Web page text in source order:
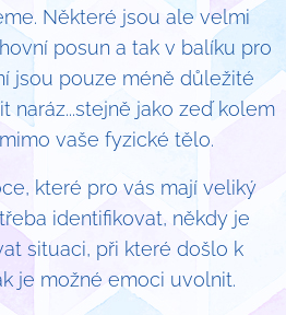
Některé jsou ale velmi
posun a tak v balíku pro
jsou pouze méně důležité
naráz...stejně jako zeď kolem
vaše fyzické tělo.
které pro vás mají veliký
identifikovat, někdy je
situaci, při které došlo k
je možné emoci uvolnit.